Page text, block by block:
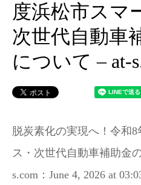
度浜松市スマ
次世代自動車
について – at-
脱炭素化の実現へ！令和
ス・次世代自動車補助金
s.com：June 4, 2026 at